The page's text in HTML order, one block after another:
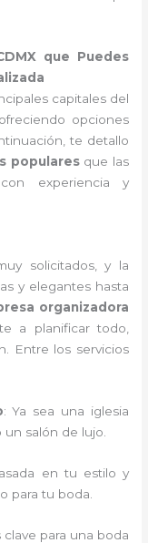
que Puedes
capitales del
opciones
te detallo
popularesque las
con experiencia y
solicitados, y la
y elegantes hasta
organizadora
a planificar todo,
Entre los servicios
: Ya sea una iglesia
salón de lujo.
en tu estilo y
para tu boda.
para una boda